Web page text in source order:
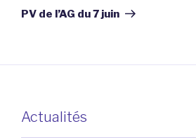
suivant
PV de l’AG du 7 juin
Actualités